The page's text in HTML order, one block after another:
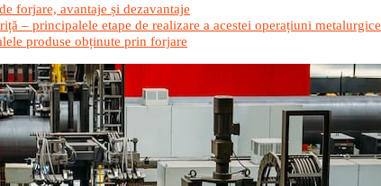
forjare, avantaje și dezavantaje
– principalele etape de realizare a acestei operațiuni metalurgice
produse obținute prin forjare